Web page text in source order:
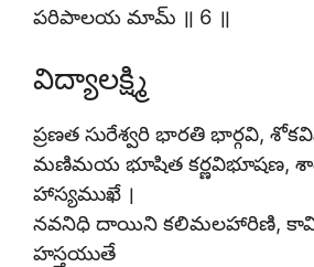
పరిపాలయ మామ్ ॥ 6 ॥
విద్యాలక్ష్మి
ప్రణత సురేశ్వరి భారతి భార్గవి,
మణిమయ భూషిత కర్ణవిభూషణ,
హాస్యముఖే ।
నవనిధి దాయిని కలిమలహారిణి,
హస్తయుతే